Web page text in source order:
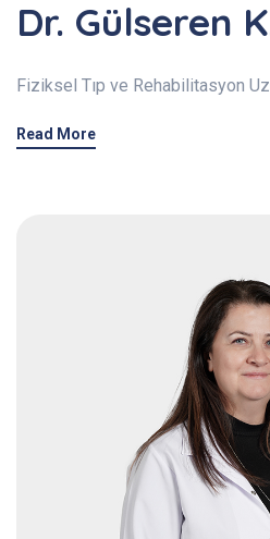
Dr. Gülseren
Fiziksel Tıp ve Rehabilitasyon
Read More